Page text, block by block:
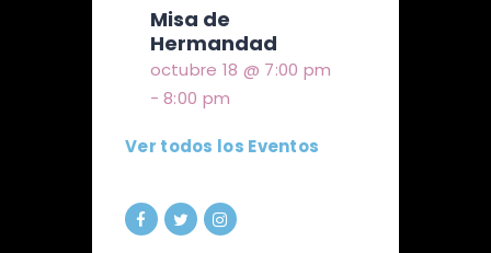
Misa de
Hermandad
octubre 18 @ 7:00 pm
-8:00 pm
Ver todos los Eventos